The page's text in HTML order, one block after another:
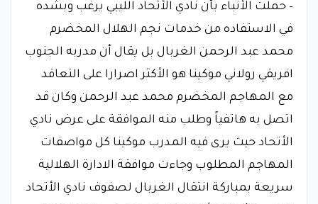
– حملت الأنباء بأن نادي الأتحاد الليبي يرغب وبشده
في الاستفاده من خدمات نجم الهلال المخضرم
محمد عبد الرحمن الغربال بل يقال أن مدربه الجنوب
افريقي رولاني موكينا هو الأكثر اصرارا على التعاقد
مع المهاجم المخضرم محمد عبد الرحمن وكان قد
اتصل به هاتفياً وطلب منه الموافقة على عرض نادي
الأتحاد حيث يرى فيه المدرب موكينا كل مواصفات
المهاجم المطلوب وجاءت موافقة الادارة الهلالية
سريعة بمباركة انتقال الغربال لصفوف نادي الأتحاد